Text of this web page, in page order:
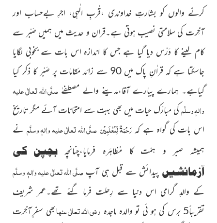
کرنے والوں کو بشارتِ خداوندی ،قُربِ الٰہی، اجرِ بےحساب اور
آخِرت کی سلامتی نصیب ہوتی ہے۔قراٰن و حدیث میں ہمیں صَبْر سے
کام لینے کا دَرْس دیا گیا ہے جس کا اندازہ اس بات سے بخوبی لگایا
جاسکتا ہے کہ قراٰنِ پاک میں 90 سے زائد مَقامات پر صَبْر کا ذکر کیا
گیاہے۔ ہمارے پیارے آقا،مدینے والے مصطفےٰ صلَّی اللہ تعالٰی علیہ
واٰلہٖ وسلَّمکی مبارَک حیات میں بھی بہت سے امتحانات آئے مگر تاریخ
اس بات کی گواہ ہے کہ رَحْمَۃٌ لِّلْعٰلَمِیْنصلَّی اللہ تعالٰی علیہ واٰلہٖ وسلَّم نے
ہمیشہ صبر و ہمّت کا مُظاہَرہ فرمایا،چنانچہبچپن کی
آزمائشیں پیدائش سے قبل ہی آپصلَّی اللہ تعالٰی علیہ واٰلہٖ وسلَّم
کے والدِ گرامی اس دنیا سے رِحلت فرما گئے تھے۔عمر شریف
تقریباً5 برس کی ہو ئی تو والدہ ماجدہ
رضی اللہ تعالٰی عنہابھی سفرِ ِآخِرت